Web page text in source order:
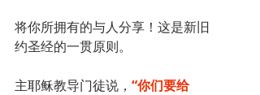
将你所拥有的与人分享！这是新旧
约圣经的一贯原则。
主耶稣教导门徒说， “你们要给